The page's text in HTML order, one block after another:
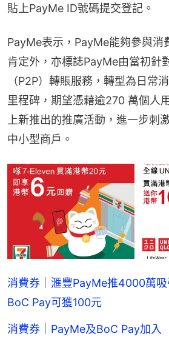
貼上PayMe ID號碼提交登記。
PayMe表示，PayMe能夠參與消
肯定外，亦標誌PayMe由當初針
（P2P）轉賬服務，轉型為日常
里程碑，期望憑藉逾270 萬個人
上新推出的推廣活動，進一步刺
中小型商戶。
消費券｜滙豐PayMe推4000萬
BoC Pay可獲100元
消費券｜PayMe及BoC Pay加